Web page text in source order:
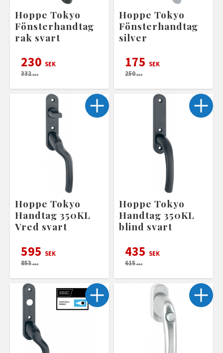
Hoppe Tokyo
Fönsterhandtag
rak svart
230 SEK
332SEK
Hoppe Tokyo
Fönsterhandtag
silver
175 SEK
250SEK
Hoppe Tokyo
Handtag 350KL
Vred svart
595 SEK
853SEK
Hoppe Tokyo
Handtag 350KL
blind svart
435 SEK
615SEK